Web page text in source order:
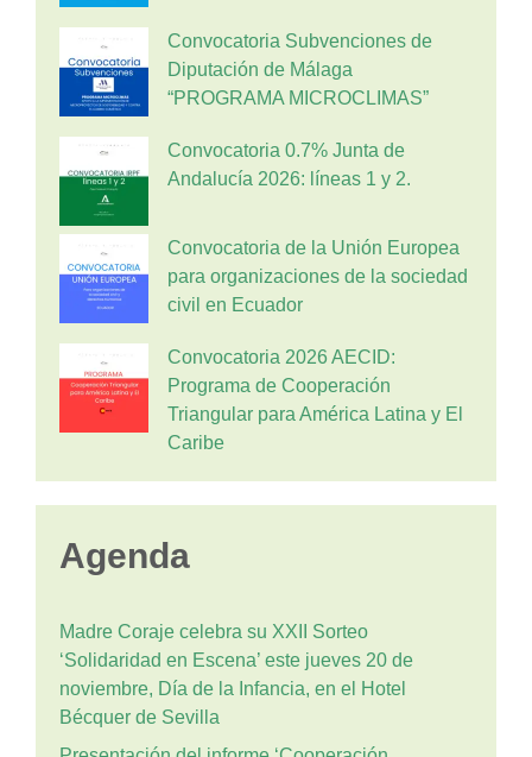
Convocatoria Subvenciones de
Diputación de Málaga
“PROGRAMA MICROCLIMAS”
Convocatoria 0.7% Junta de
Andalucía 2026: líneas 1 y 2.
Convocatoria de la Unión Europea
para organizaciones de la sociedad
civil en Ecuador
Convocatoria 2026 AECID:
Programa de Cooperación
Triangular para América Latina y El
Caribe
Agenda
Madre Coraje celebra su XXII Sorteo
‘Solidaridad en Escena’ este jueves 20 de
noviembre, Día de la Infancia, en el Hotel
Bécquer de Sevilla